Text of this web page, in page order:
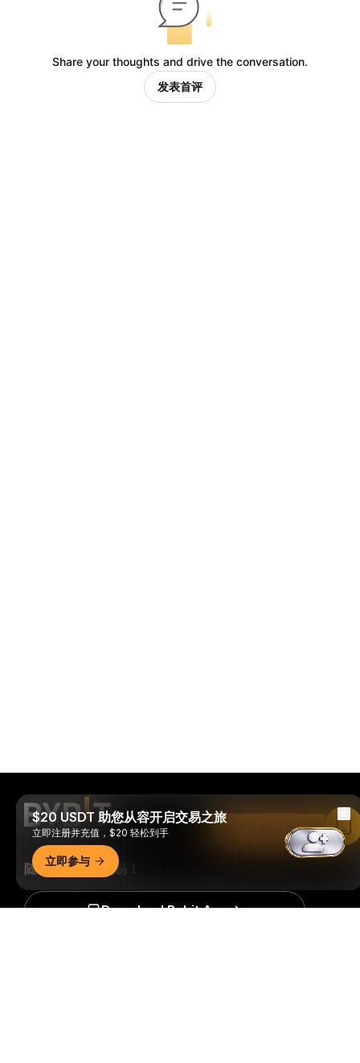
Share your thoughts and drive the conversation.
发表首评
随时随地进行交易！
Download Bybit App
$20 USDT 助您从容开启交易之旅
立即注册并充值，$20 轻松到手
立即参与
Read in Bybit App